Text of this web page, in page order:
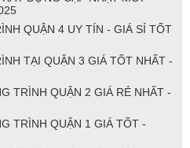
QUẬN 4 UY TÍN - GIÁ SỈ TỐT
TẠI QUẬN 3 GIÁ TỐT NHẤT -
TRÌNH QUẬN 2 GIÁ RẺ NHẤT -
TRÌNH QUẬN 1 GIÁ TỐT -